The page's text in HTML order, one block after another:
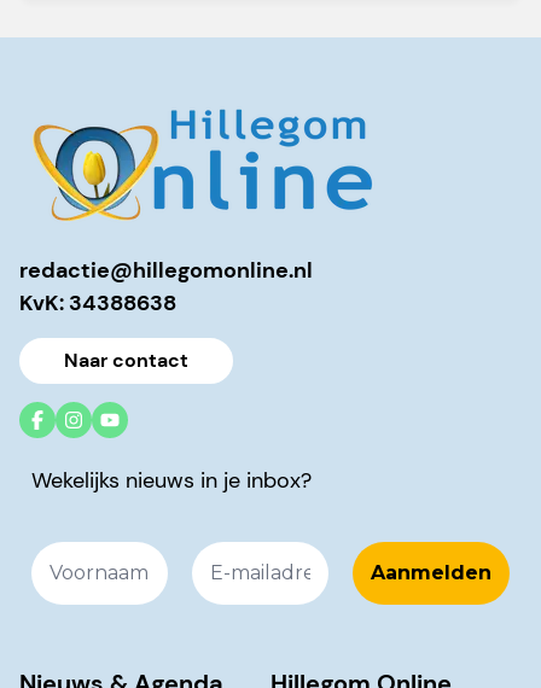
redactie@hillegomonline.nl
KvK: 34388638
Naar contact
Wekelijks nieuws in je inbox?